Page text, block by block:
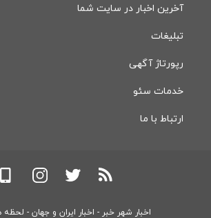
آخرین اخبار در سایت شما
تبلیغات
رپورتاژ آگهی
خدمات سئو
ارتباط با ما
اخبار شهر خبر - اخبار ایران و جهان - لحظه